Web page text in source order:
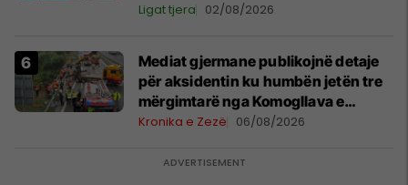
Ligat tjera 02/08/2026
Mediat gjermane publikojnë detaje
për aksidentin ku humbën jetën tre
mërgimtarë nga Komogllava e
Ferizajt
Kronika e Zezë 06/08/2026